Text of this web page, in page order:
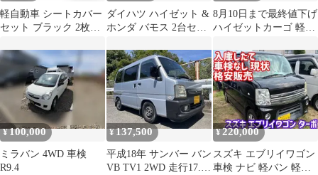
軽自動車 シートカバー
セット ブラック 2枚前
セット
ダイハツ ハイゼット &
ホンダ バモス 2台セッ
8月10日まで最終値下げ
ハイゼットカーゴ 軽バ
確認必須
¥100,000
ミラバン 4WD 車検
R9.4
¥137,500
平成18年 サンバー バン
VB TV1 2WD 走行17.5
¥220,000
スズキ エブリイワゴン
車検 ナビ 軽バン 軽箱